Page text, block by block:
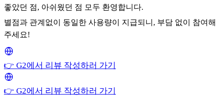
좋았던 점, 아쉬웠던 점 모두 환영합니다.
별점과 관계없이 동일한 사용량이 지급되니, 부담 없이 참여해
주세요!
👉 G2에서 리뷰 작성하러 가기
👉 G2에서 리뷰 작성하러 가기